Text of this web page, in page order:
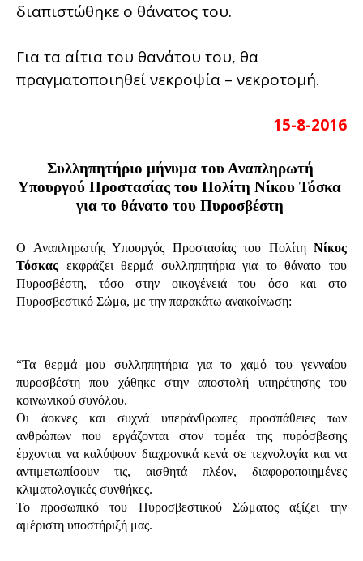
διαπιστώθηκε ο θάνατος του.
Για τα αίτια του θανάτου του, θα
πραγματοποιηθεί νεκροψία – νεκροτομή.
15-8-2016
Συλληπητήριο μήνυμα του Αναπληρωτή
Υπουργού Προστασίας του Πολίτη Νίκου Τόσκα
για το θάνατο του Πυροσβέστη
Ο Αναπληρωτής Υπουργός Προστασίας του Πολίτη Νίκος
Τόσκας εκφράζει θερμά συλληπητήρια για το θάνατο του
Πυροσβέστη, τόσο στην οικογένειά του όσο και στο
Πυροσβεστικό Σώμα, με την παρακάτω ανακοίνωση:
“Τα θερμά μου συλληπητήρια για το χαμό του γενναίου
πυροσβέστη που χάθηκε στην αποστολή υπηρέτησης του
κοινωνικού συνόλου.
Οι άοκνες και συχνά υπεράνθρωπες προσπάθειες των
ανθρώπων που εργάζονται στον τομέα της πυρόσβεσης
έρχονται να καλύψουν διαχρονικά κενά σε τεχνολογία και να
αντιμετωπίσουν τις, αισθητά πλέον, διαφοροποιημένες
κλιματολογικές συνθήκες.
Το προσωπικό του Πυροσβεστικού Σώματος αξίζει την
αμέριστη υποστήριξή μας.